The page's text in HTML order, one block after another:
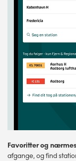
Favoritter og
afgange, og find